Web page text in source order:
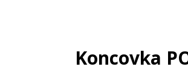
Koncovka